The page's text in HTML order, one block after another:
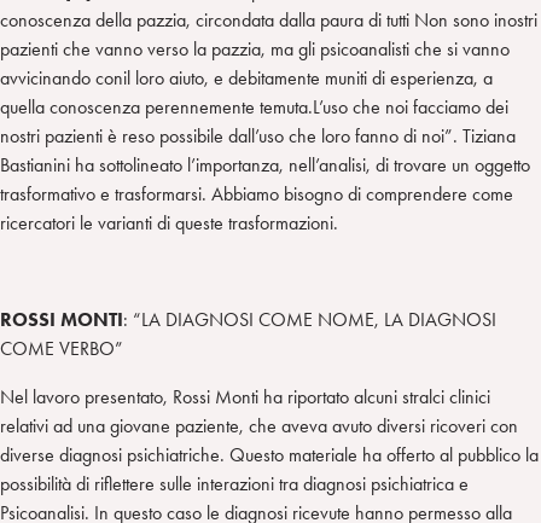
conoscenza della pazzia, circondata dalla paura di tutti Non sono inostri
pazienti che vanno verso la pazzia, ma gli psicoanalisti che si vanno
avvicinando conil loro aiuto, e debitamente muniti di esperienza, a
quella conoscenza perennemente temuta.L’uso che noi facciamo dei
nostri pazienti è reso possibile dall’uso che loro fanno di noi”. Tiziana
Bastianini ha sottolineato l’importanza, nell’analisi, di trovare un oggetto
trasformativo e trasformarsi. Abbiamo bisogno di comprendere come
ricercatori le varianti di queste trasformazioni.
ROSSI MONTI: “LA DIAGNOSI COME NOME, LA DIAGNOSI
COME VERBO”
Nel lavoro presentato, Rossi Monti ha riportato alcuni stralci clinici
relativi ad una giovane paziente, che aveva avuto diversi ricoveri con
diverse diagnosi psichiatriche. Questo materiale ha offerto al pubblico la
possibilità di riflettere sulle interazioni tra diagnosi psichiatrica e
Psicoanalisi. In questo caso le diagnosi ricevute hanno permesso alla